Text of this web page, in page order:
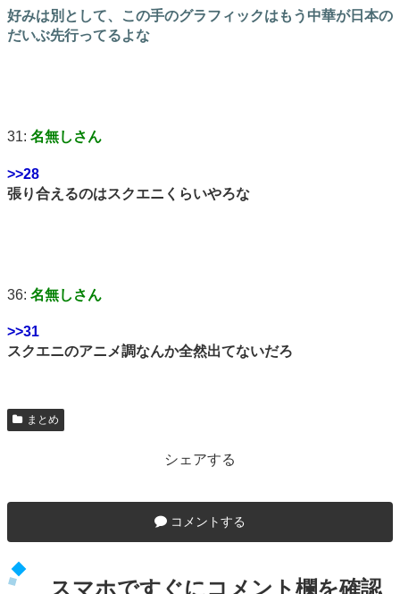
好みは別として、この手のグラフィックはもう中華が日本の
だいぶ先行ってるよな
31: 名無しさん
>>28
張り合えるのはスクエニくらいやろな
36: 名無しさん
>>31
スクエニのアニメ調なんか全然出てないだろ
まとめ
シェアする
コメントする
スマホですぐにコメント欄を確認